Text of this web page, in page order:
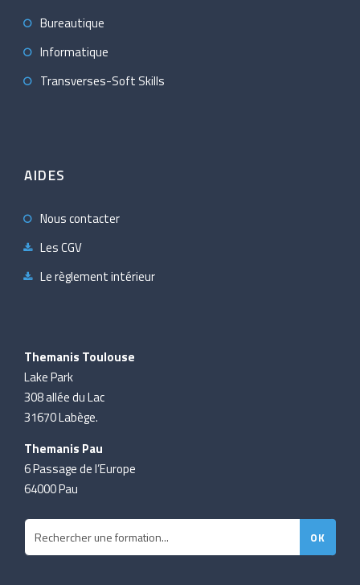
Bureautique
Informatique
Transverses-Soft Skills
AIDES
Nous contacter
Les CGV
Le règlement intérieur
Themanis Toulouse
Lake Park
308 allée du Lac
31670 Labège.
Themanis Pau
6 Passage de l’Europe
64000 Pau